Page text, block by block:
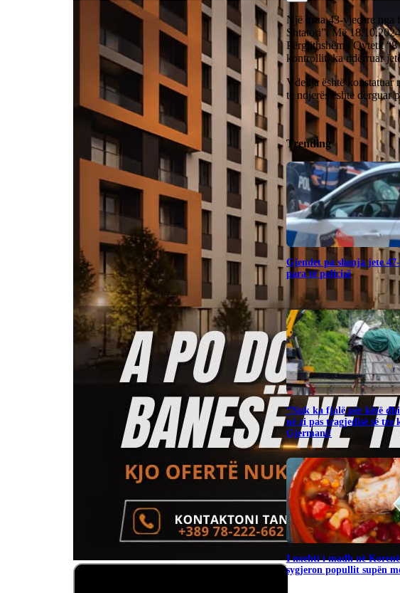
Një grua 43-vjeçare nga
Shtatori”. Më
Përgjithshëm i Qytetit “8
kontrollit, ka ndërruar
Vdekja është konstatuar
të ndjerës është dërguar
Trending
Gjendet pa shenja jete
para të policisë
“Nuk ka fjalë për këtë
në zi pas tragjedisë së tre
Gjermani!
I nxehti i madh në
sygjeron popullit supën